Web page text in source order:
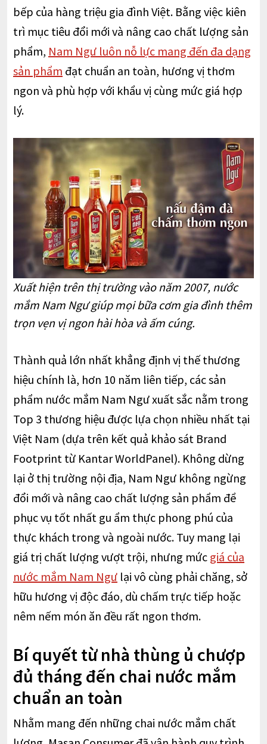
bếp của hàng triệu gia đình Việt. Bằng việc kiên
trì mục tiêu đổi mới và nâng cao chất lượng sản
phẩm, Nam Ngư luôn nỗ lực mang đến đa dạng
sản phẩm đạt chuẩn an toàn, hương vị thơm
ngon và phù hợp với khẩu vị cùng mức giá hợp
lý.
Xuất hiện trên thị trường vào năm 2007, nước
mắm Nam Ngư giúp mọi bữa cơm gia đình thêm
trọn vẹn vị ngon hài hòa và ấm cúng.
Thành quả lớn nhất khẳng định vị thế thương
hiệu chính là, hơn 10 năm liên tiếp, các sản
phẩm nước mắm Nam Ngư xuất sắc nằm trong
Top 3 thương hiệu được lựa chọn nhiều nhất tại
Việt Nam (dựa trên kết quả khảo sát Brand
Footprint từ Kantar WorldPanel). Không dừng
lại ở thị trường nội địa, Nam Ngư không ngừng
đổi mới và nâng cao chất lượng sản phẩm để
phục vụ tốt nhất gu ẩm thực phong phú của
thực khách trong và ngoài nước. Tuy mang lại
giá trị chất lượng vượt trội, nhưng mức giá của
nước mắm Nam Ngư lại vô cùng phải chăng, sở
hữu hương vị độc đáo, dù chấm trực tiếp hoặc
nêm nếm món ăn đều rất ngon thơm.
Bí quyết từ nhà thùng ủ chượp
đủ tháng đến chai nước mắm
chuẩn an toàn
Nhằm mang đến những chai nước mắm chất